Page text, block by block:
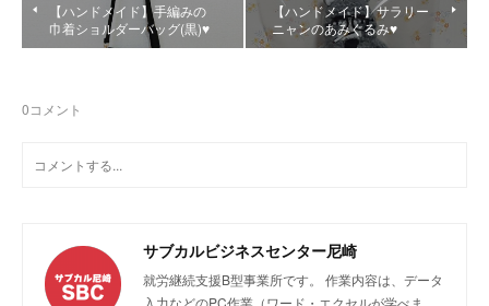
【ハンドメイド】手編みの
巾着ショルダーバッグ(黒)♥️
【ハンドメイド】サラリー
ニャンのあみぐるみ♥️
0コメント
サブカルビジネスセンター尼崎
就労継続支援B型事業所です。 作業内容は、データ
入力などのPC作業（ワード・エクセルが学べま